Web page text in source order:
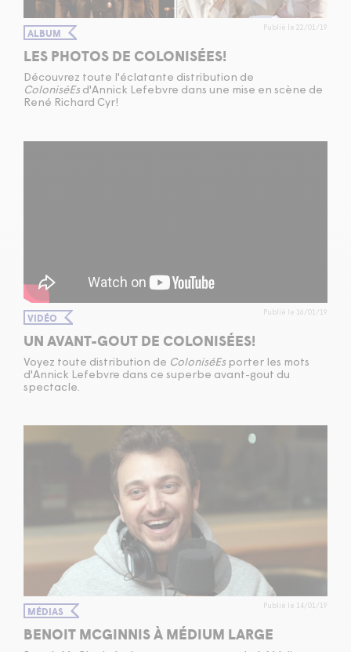
ALBUM Publié le 22/01/19
LES PHOTOS DE COLONISÉES!
Découvrez toute l'éclatante distribution de
ColoniséEs d'Annick Lefebvre dans une mise en scène de
René Richard Cyr!
VIDÉO Publié le 16/01/19
UN AVANT-GOUT DE COLONISÉES!
Voyez toute distribution de ColoniséEs porter les mots
d'Annick Lefebvre dans ce superbe avant-gout du
spectacle.
MÉDIAS Publié le 14/01/19
BENOIT MCGINNIS À MÉDIUM LARGE